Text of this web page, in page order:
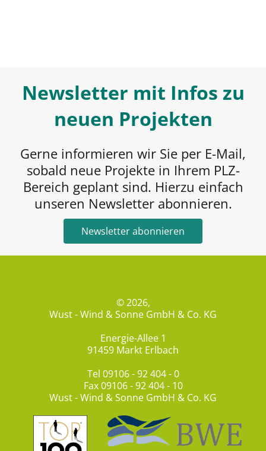
Newsletter mit Infos zu
neuen Projekten
Gerne informieren wir Sie per E-Mail,
sobald neue Projekte in Ihrem PLZ-
Bereich geplant sind. Hierzu einfach
unseren Newsletter abonnieren.
Newsletter abonnieren
© 2026,
Wust - Wind & Sonne GmbH & Co. KG
Energie-Allee 1
91459 Markt Erlbach
Tel 09106 - 92 404 - 0
Fax 09106 - 92 404 - 10
Wust - Wind & Sonne GmbH & Co. KG